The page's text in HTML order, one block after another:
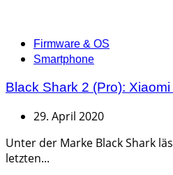
Categories
Firmware & OS
Smartphone
Black Shark 2 (Pro):
29. April 2020
Unter der Marke Black Shark
letzten...